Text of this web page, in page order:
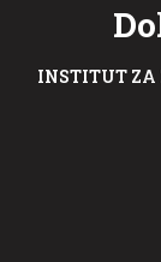
INSTITUT ZA